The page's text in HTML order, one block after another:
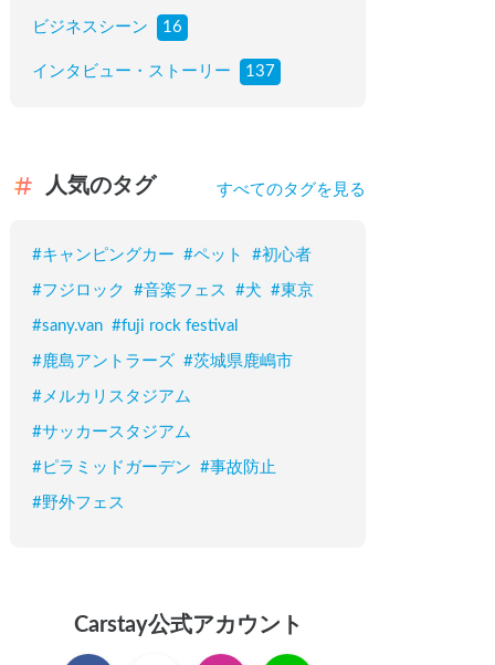
ビジネスシーン 16
インタビュー・ストーリー 137
人気のタグ すべてのタグを見る
#キャンピングカー #ペット #初心者
#フジロック #音楽フェス #犬 #東京
#sany.van #fuji rock festival
#鹿島アントラーズ #茨城県鹿嶋市
#メルカリスタジアム
#サッカースタジアム
#ピラミッドガーデン #事故防止
#野外フェス
Carstay公式アカウント